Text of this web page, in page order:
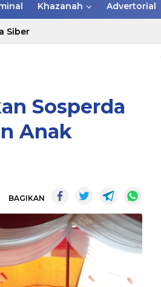
Khazanah Advertorial
Siber
Sosperda
Anak
BAGIKAN